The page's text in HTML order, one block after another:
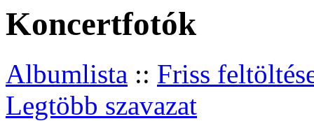
Koncertfotók
Albumlista :: Friss
Legtöbb szavazat